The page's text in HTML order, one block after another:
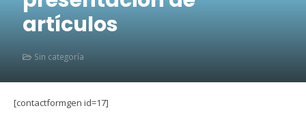
artículos
Sin categoría
[contactformgen id=17]